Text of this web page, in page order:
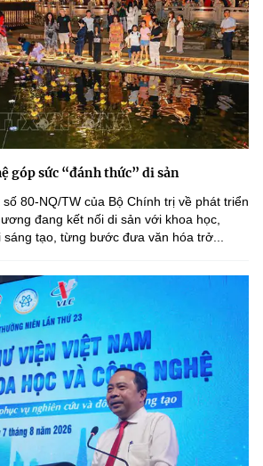
góp sức “đánh thức” di sản
80-NQ/TW của Bộ Chính trị về phát triển
đang kết nối di sản với khoa học,
sáng tạo, từng bước đưa văn hóa trở...